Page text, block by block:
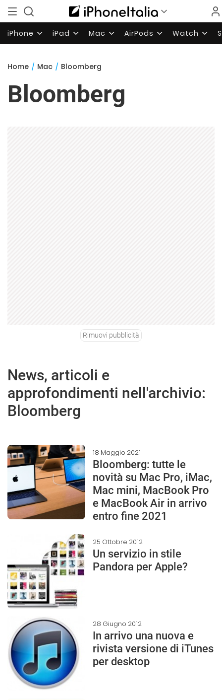
iPhone iPad Mac AirPods Watch
Home / Mac / Bloomberg
Bloomberg
Rimuovi pubblicità
News, articoli e
approfondimenti nell'archivio:
Bloomberg
18 Maggio 2021
Bloomberg: tutte le
novità su Mac Pro, iMac,
Mac mini, MacBook Pro
e MacBook Air in arrivo
entro fine 2021
25 Ottobre 2012
Un servizio in stile
Pandora per Apple?
28 Giugno 2012
In arrivo una nuova e
rivista versione di iTunes
per desktop